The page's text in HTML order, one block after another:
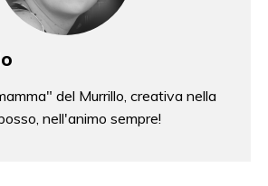
del Murrillo, creativa nella
nell'animo sempre!